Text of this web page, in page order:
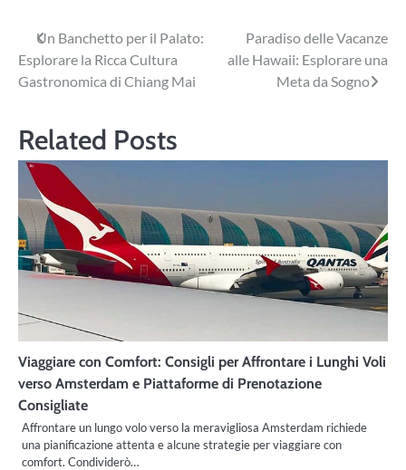
Navigazione
articoli
Un Banchetto per il Palato:
Esplorare la Ricca Cultura
Gastronomica di Chiang Mai
Paradiso delle Vacanze
alle Hawaii: Esplorare una
Meta da Sogno
Related Posts
Viaggiare con Comfort: Consigli per Affrontare i Lunghi Voli
verso Amsterdam e Piattaforme di Prenotazione
Consigliate
Affrontare un lungo volo verso la meravigliosa Amsterdam richiede
una pianificazione attenta e alcune strategie per viaggiare con
comfort. Condividerò…